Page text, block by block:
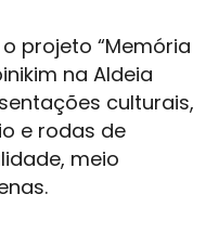
projeto “Memória
na Aldeia
culturais,
e rodas de
meio